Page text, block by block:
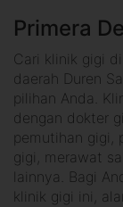
Primera
Cari klinik gigi
daerah Duren
pilihan Anda.
dengan dokter
pemutihan gigi,
gigi, merawat
lainnya. Bagi
klinik gigi ini,